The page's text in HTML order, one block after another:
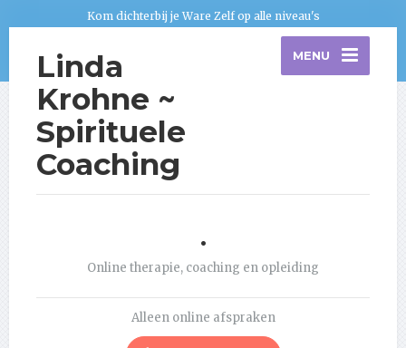
Kom dichterbij je Ware Zelf op alle niveau's
Linda
Krohne ~
Spirituele
Coaching
MENU
.
Online therapie, coaching en opleiding
Alleen online afspraken